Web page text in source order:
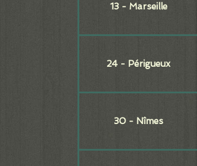
13 - Marseille
24 - Périgueux
30 - Nîmes